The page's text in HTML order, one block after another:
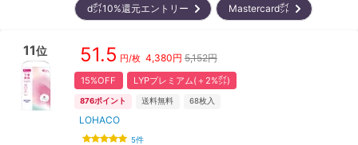
d㌽10%還元エントリー Mastercard㌽
11位 51.5 円/枚 4,380円 5,152円
15%OFF LYPプレミアム(＋2%㌽)
876ポイント 送料無料 68枚入
LOHACO
5件